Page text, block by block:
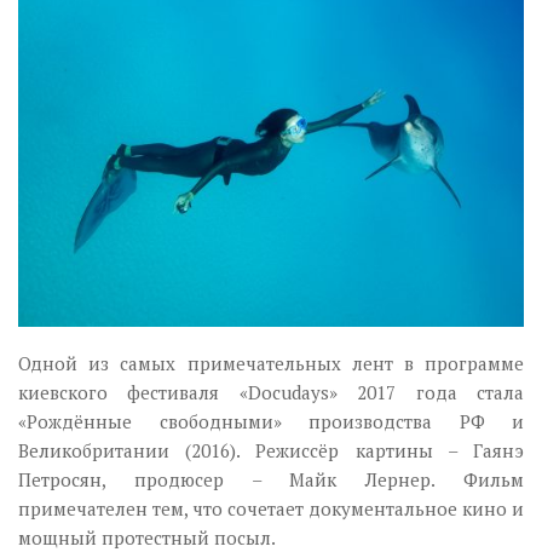
Inter/antinational
Одной из самых примечательных лент в программе
киевского фестиваля «Docudays» 2017 года стала
«Рождённые свободными» производства РФ и
Великобритании (2016). Режиссёр картины – Гаянэ
Петросян, продюсер – Майк Лернер. Фильм
примечателен тем, что cочетает документальное кино и
мощный протестный посыл.